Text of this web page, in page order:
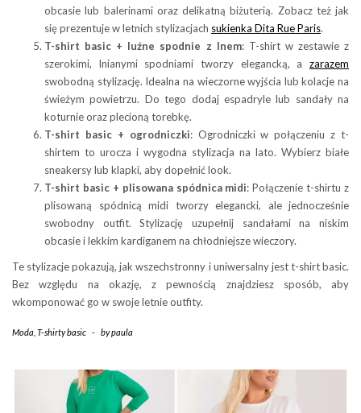
obcasie lub balerinami oraz delikatną biżuterią. Zobacz też jak
się prezentuje w letnich stylizacjach sukienka Dita Rue Paris.
T-shirt basic + luźne spodnie z lnem: T-shirt w zestawie z
szerokimi, lnianymi spodniami tworzy elegancką, a zarazem
swobodną stylizację. Idealna na wieczorne wyjścia lub kolacje na
świeżym powietrzu. Do tego dodaj espadryle lub sandały na
koturnie oraz plecioną torebkę.
T-shirt basic + ogrodniczki: Ogrodniczki w połączeniu z t-
shirtem to urocza i wygodna stylizacja na lato. Wybierz białe
sneakersy lub klapki, aby dopełnić look.
T-shirt basic + plisowana spódnica midi: Połączenie t-shirtu z
plisowaną spódnicą midi tworzy elegancki, ale jednocześnie
swobodny outfit. Stylizację uzupełnij sandałami na niskim
obcasie i lekkim kardiganem na chłodniejsze wieczory.
Te stylizacje pokazują, jak wszechstronny i uniwersalny jest t-shirt basic.
Bez względu na okazję, z pewnością znajdziesz sposób, aby
wkomponować go w swoje letnie outfity.
Moda T-shirty basic - bypaula